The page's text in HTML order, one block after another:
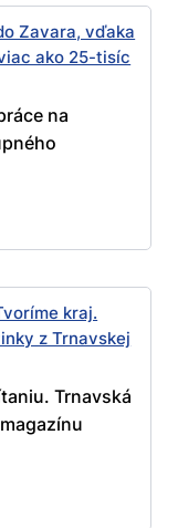
Zavara, vďaka
ako 25-tisíc
na
kraj.
z Trnavskej
Trnavská